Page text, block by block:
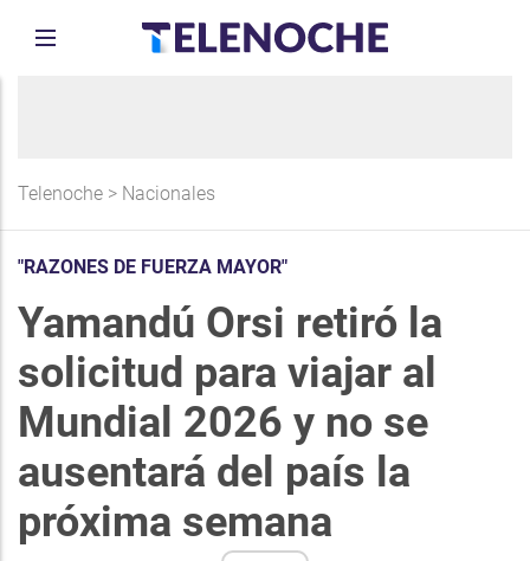
Telenoche > Nacionales
"RAZONES DE FUERZA MAYOR"
Yamandú Orsi retiró la
solicitud para viajar al
Mundial 2026 y no se
ausentará del país la
próxima semana